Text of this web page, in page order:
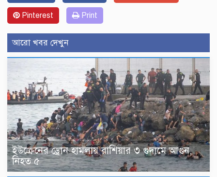
Pinterest Print
আরো খবর দেখুন
ইউক্রেনের ড্রোন হামলায় রাশিয়ার ৩ গুদামে আগুন,
নিহত ৫